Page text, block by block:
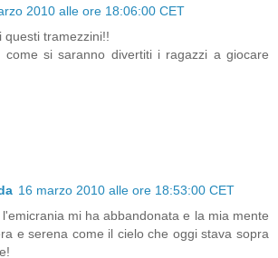
2010 alle ore 18:06:00 CET
questi tramezzini!!
come si saranno divertiti i ragazzi a giocare
16 marzo 2010 alle ore 18:53:00 CET
l'emicrania mi ha abbandonata e la mia mente
e serena come il cielo che oggi stava sopra